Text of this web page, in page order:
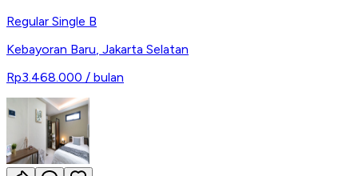
Regular Single B
Kebayoran Baru, Jakarta Selatan
Rp3.468.000 / bulan